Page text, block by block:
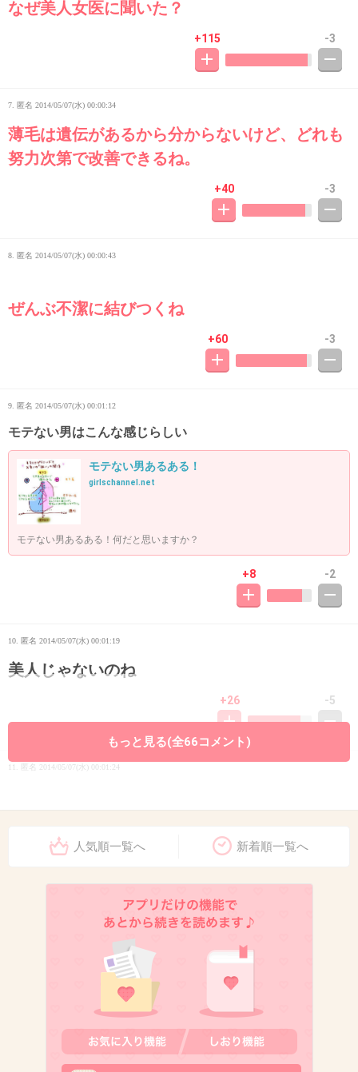
なぜ美人女医に聞いた？
+115 -3
7. 匿名 2014/05/07(水) 00:00:34
薄毛は遺伝があるから分からないけど、どれも
努力次第で改善できるね。
+40 -3
8. 匿名 2014/05/07(水) 00:00:43
ぜんぶ不潔に結びつくね
+60 -3
9. 匿名 2014/05/07(水) 00:01:12
モテない男はこんな感じらしい
モテない男あるある！
girlschannel.net
モテない男あるある！何だと思いますか？
+8 -2
10. 匿名 2014/05/07(水) 00:01:19
美人じゃないのね
+26 -5
11. 匿名 2014/05/07(水) 00:01:24
2014/05/07(水) 00:01:48
口臭とメタボリックと不潔全部揃っていたら絶
対モテない男決定的
もっと見る(全66コメント)
人気順一覧へ 新着順一覧へ